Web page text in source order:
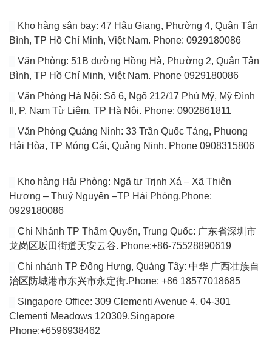
Kho hàng sân bay: 47 Hậu Giang, Phường 4, Quận Tân
Bình, TP Hồ Chí Minh, Việt Nam. Phone: 0929180086
Văn Phòng: 51B đường Hồng Hà, Phường 2, Quận Tân
Bình, TP Hồ Chí Minh, Việt Nam. Phone 0929180086
Văn Phòng Hà Nội: Số 6, Ngõ 212/17 Phú Mỹ, Mỹ Đình
II, P. Nam Từ Liêm, TP Hà Nội. Phone: 0902861811
Văn Phòng Quảng Ninh: 33 Trần Quốc Tảng, Phuong
Hải Hòa, TP Móng Cái, Quảng Ninh. Phone 0908315806
Kho hàng Hải Phòng: Ngã tư Trịnh Xá – Xã Thiên
Hương – Thuỷ Nguyên –TP Hải Phòng.Phone:
0929180086
Chi Nhánh TP Thẩm Quyến, Trung Quốc: 广东省深圳市
龙岗区坂田街道天安云谷. Phone:+86-75528890619
Chi nhánh TP Đông Hưng, Quảng Tây: 中华 广西壮族自
治区防城港市东兴市永定街.Phone: +86 18577018685
Singapore Office: 309 Clementi Avenue 4, 04-301
Clementi Meadows 120309.Singapore
Phone:+6596938462